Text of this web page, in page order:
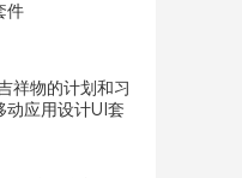
件
祥物的计划和习
动应用设计UI套